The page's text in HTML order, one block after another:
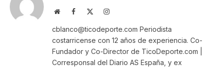
WebsiteFacebook Instagram
cblanco@ticodeporte.com Periodista
costarricense con 12 años de experiencia. Co-
Fundador y Co-Director de TicoDeporte.com |
Corresponsal del Diario AS España, y ex